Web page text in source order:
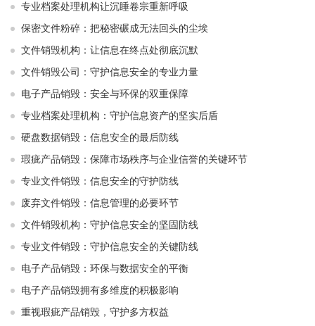
专业档案处理机构让沉睡卷宗重新呼吸
保密文件粉碎：把秘密碾成无法回头的尘埃
文件销毁机构：让信息在终点处彻底沉默
文件销毁公司：守护信息安全的专业力量
电子产品销毁：安全与环保的双重保障
专业档案处理机构：守护信息资产的坚实后盾
硬盘数据销毁：信息安全的最后防线
瑕疵产品销毁：保障市场秩序与企业信誉的关键环节
专业文件销毁：信息安全的守护防线
废弃文件销毁：信息管理的必要环节
文件销毁机构：守护信息安全的坚固防线
专业文件销毁：守护信息安全的关键防线
电子产品销毁：环保与数据安全的平衡
电子产品销毁拥有多维度的积极影响
重视瑕疵产品销毁，守护多方权益